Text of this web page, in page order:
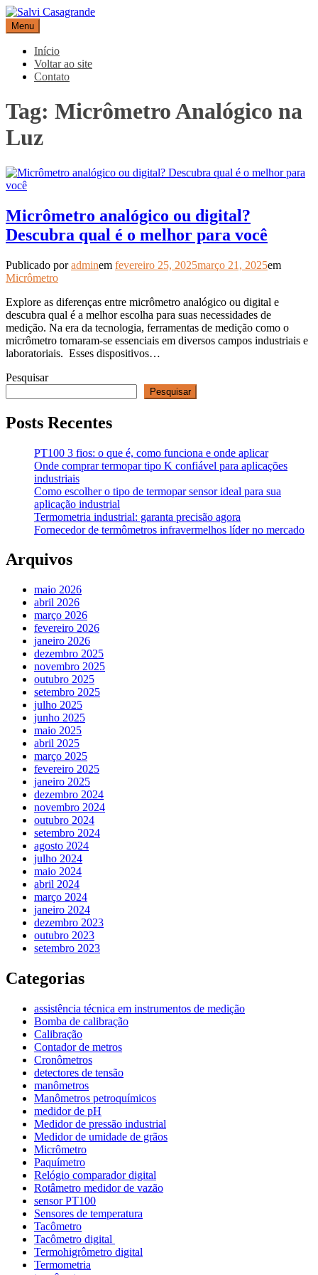
Pular
para
o
conteúdo
Salvi Casagrande
Especialistas em equipamentos de medição e automação
Menu
Início
Voltar ao site
Contato
Tag: Micrômetro Analógico na
Luz
Micrômetro analógico ou digital?
Descubra qual é o melhor para você
Publicado poradminem fevereiro 25, 2025março 21, 2025em
Micrômetro
Explore as diferenças entre micrômetro analógico ou digital e
descubra qual é a melhor escolha para suas necessidades de
medição. Na era da tecnologia, ferramentas de medição como o
micrômetro tornaram-se essenciais em diversos campos industriais e
laboratoriais. Esses dispositivos…
Pesquisar
Pesquisar
Posts Recentes
PT100 3 fios: o que é, como funciona e onde aplicar
Onde comprar termopar tipo K confiável para aplicações
industriais
Como escolher o tipo de termopar sensor ideal para sua
aplicação industrial
Termometria industrial: garanta precisão agora
Fornecedor de termômetros infravermelhos líder no mercado
Arquivos
maio 2026
abril 2026
março 2026
fevereiro 2026
janeiro 2026
dezembro 2025
novembro 2025
outubro 2025
setembro 2025
julho 2025
junho 2025
maio 2025
abril 2025
março 2025
fevereiro 2025
janeiro 2025
dezembro 2024
novembro 2024
outubro 2024
setembro 2024
agosto 2024
julho 2024
maio 2024
abril 2024
março 2024
janeiro 2024
dezembro 2023
outubro 2023
setembro 2023
Categorias
assistência técnica em instrumentos de medição
Bomba de calibração
Calibração
Contador de metros
Cronômetros
detectores de tensão
manômetros
Manômetros petroquímicos
medidor de pH
Medidor de pressão industrial
Medidor de umidade de grãos
Micrômetro
Paquímetro
Relógio comparador digital
Rotâmetro medidor de vazão
sensor PT100
Sensores de temperatura
Tacômetro
Tacômetro digital
Termohigrômetro digital
Termometria